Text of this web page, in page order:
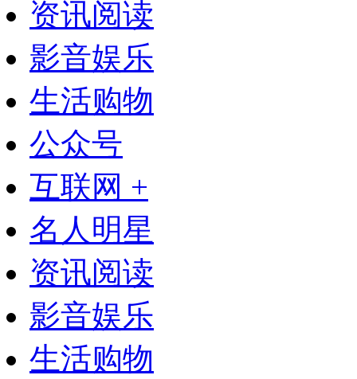
资讯阅读
影音娱乐
生活购物
公众号
互联网 +
名人明星
资讯阅读
影音娱乐
生活购物